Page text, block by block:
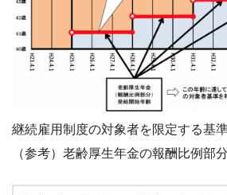
継続雇用制度の対象者を限定する基
（参考）老齢厚生年金の報酬比例部